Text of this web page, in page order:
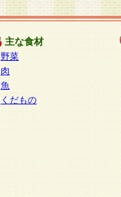
ぱくすく食堂個人
個人情報を与えるこ
合には、当社のサービ
い場合がございます
主な食材
野菜
肉
魚
くだもの